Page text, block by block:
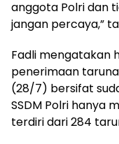
anggota Polri dan
jangan percaya,”
Fadli mengatakan
penerimaan
(28/7) bersifat
SSDM Polri hanya
terdiri dari 284